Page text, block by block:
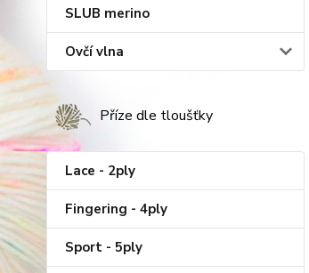
SLUB merino
Ovčí vlna
Příze dle tloušťky
Lace - 2ply
Fingering - 4ply
Sport - 5ply